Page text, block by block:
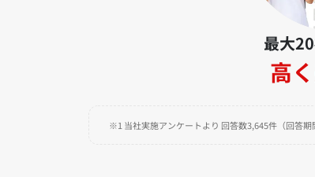
最大
高
※1 当社実施アンケートより 回答数3,645件（回答期